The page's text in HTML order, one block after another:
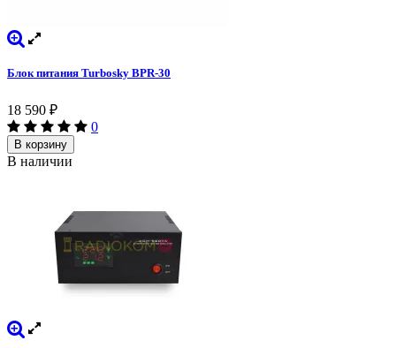
Блок питания Turbosky BPR-30
18 590 ₽
0
В корзину
В наличии